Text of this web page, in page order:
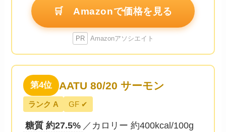
🛒 Amazonで価格を見る
PR Amazonアソシエイト
第4位 AATU 80/20 サーモン
ランク A GF ✔
糖質 約27.5% ／カロリー 約400kcal/100g